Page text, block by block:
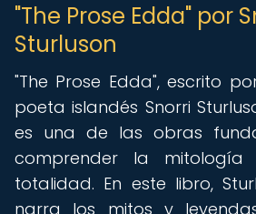
"The Prose Edda" por
Sturluson
"The Prose Edda", escrito
poeta islandés Snorri
es una de las obras
comprender la
totalidad. En este libro,
narra los mitos y